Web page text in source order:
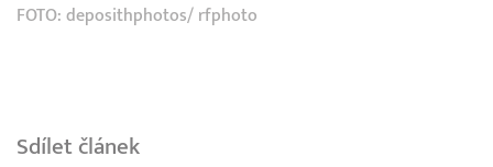
FOTO: deposithphotos/ rfphoto
Sdílet článek